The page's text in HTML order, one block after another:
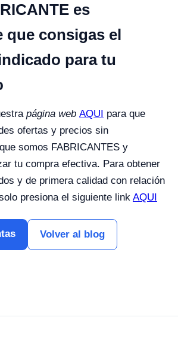
es
que consigas el
para tu
página web AQUI para que
ofertas y precios sin
somos FABRICANTES y
tu compra efectiva. Para obtener
y de primera calidad con relación
presiona el siguiente link AQUI
Volver al blog